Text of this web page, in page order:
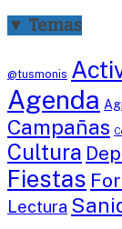
▼ Temas
@tusmonis
Agenda
Campañas
Cultura
Fiestas
Lectura